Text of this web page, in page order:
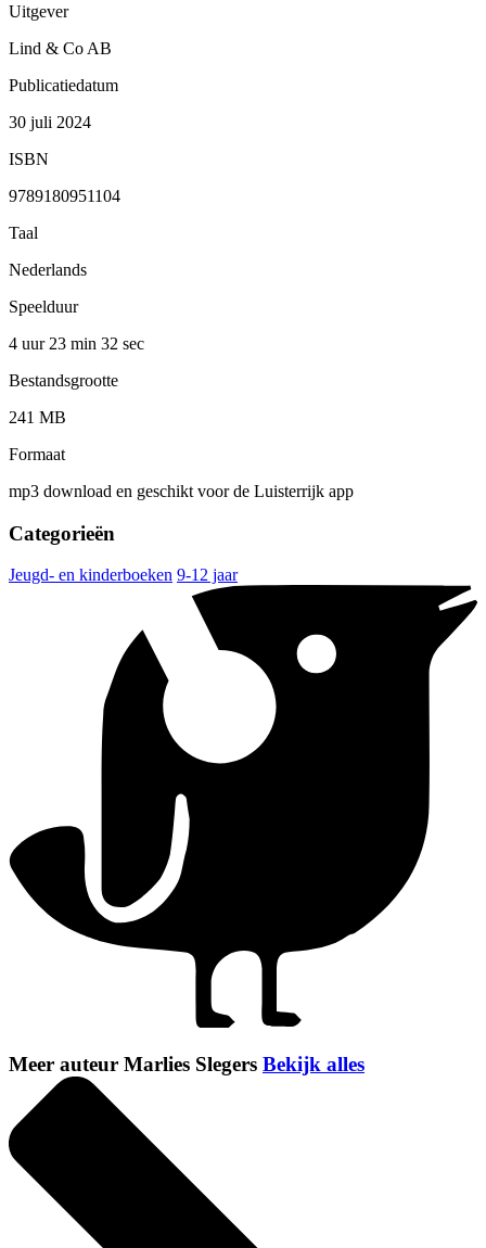
Uitgever
Lind & Co AB
Publicatiedatum
30 juli 2024
ISBN
9789180951104
Taal
Nederlands
Speelduur
4 uur 23 min 32 sec
Bestandsgrootte
241 MB
Formaat
mp3 download en geschikt voor de Luisterrijk app
Categorieën
Jeugd- en kinderboeken 9-12 jaar
Meer auteur Marlies Slegers Bekijk alles